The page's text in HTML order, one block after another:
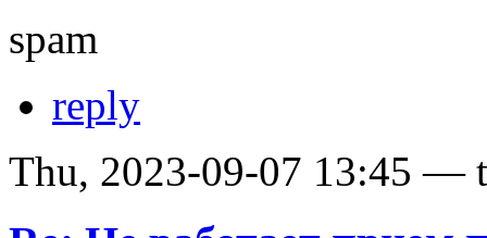
spam
reply
Thu, 2023-09-07 13:45 —